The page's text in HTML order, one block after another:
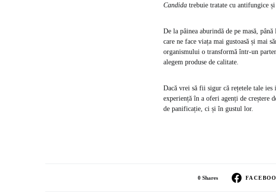
Candida trebuie tratate cu antifungice
De la pâinea aburindă de pe masă,
care ne face viața mai gustoasă și mai
organismului o transformă într-un
alegem produse de calitate.
Dacă vrei să fii sigur că rețetele tale
experiență în a oferi agenți de creștere
de panificație, ci și în gustul lor.
0 Shares